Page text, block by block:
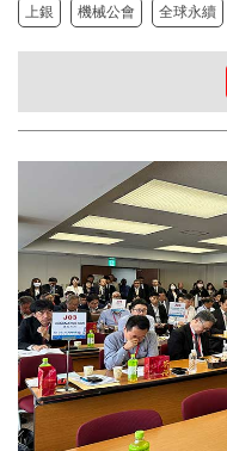
零轉型的最新進展。
上銀 機械公會 全球永續